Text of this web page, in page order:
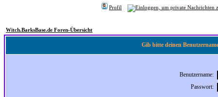
Profil
Witch.BarksBase.de Foren-Übersicht
Gib bitte deinen
Benutzername:
Passwort: